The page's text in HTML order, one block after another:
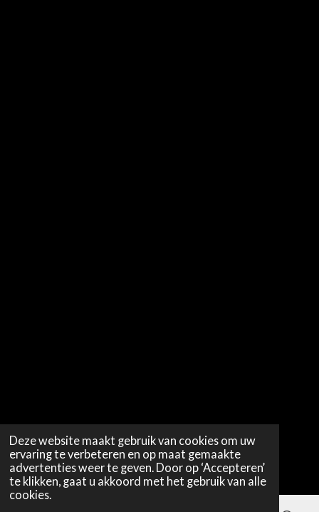
Deze website maakt gebruik van cookies om uw
ervaring te verbeteren en op maat gemaakte
advertenties weer te geven. Door op ‘Accepteren’
te klikken, gaat u akkoord met het gebruik van alle
cookies.